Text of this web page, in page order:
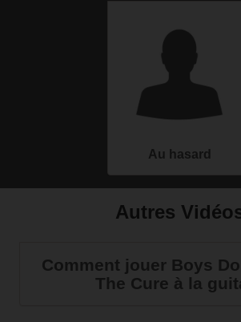
Au hasard
Autres
Comment jouer Boys
The Cure à la